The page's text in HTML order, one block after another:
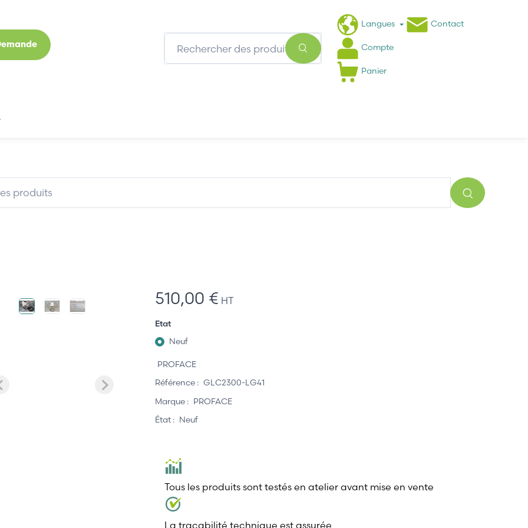
Langues Contact
Compte
Panier
510,00 € HT
Etat
Neuf
PROFACE
Référence : GLC2300-LG41
Marque : PROFACE
État : Neuf
Tous les produits sont testés en atelier avant mise en vente
La traçabilité technique est assurée